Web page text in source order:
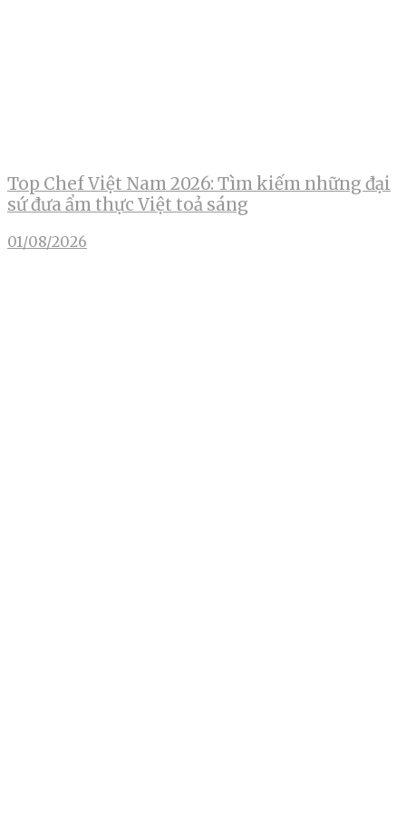
Top Chef Việt Nam 2026: Tìm kiếm những đại
sứ đưa ẩm thực Việt toả sáng
01/08/2026